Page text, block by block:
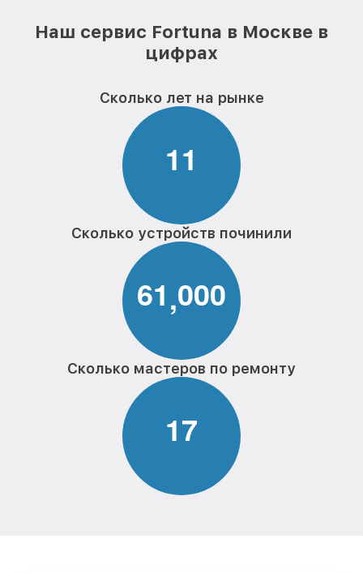
Наш сервис Fortuna в Москве в
цифрах
Сколько лет на рынке
11
Сколько устройств починили
61,000
Сколько мастеров по ремонту
17